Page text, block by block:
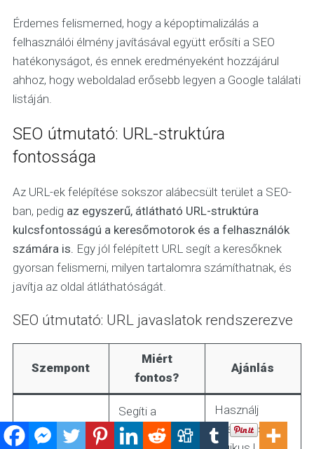
Érdemes felismerned, hogy a képoptimalizálás a
felhasználói élmény javításával együtt erősíti a SEO
hatékonyságot, és ennek eredményeként hozzájárul
ahhoz, hogy weboldalad erősebb legyen a Google találati
listáján.
SEO útmutató: URL-struktúra
fontossága
Az URL-ek felépítése sokszor alábecsült terület a SEO-
ban, pedig az egyszerű, átlátható URL-struktúra
kulcsfontosságú a keresőmotorok és a felhasználók
számára is. Egy jól felépített URL segít a keresőknek
gyorsan felismerni, milyen tartalomra számíthatnak, és
javítja az oldal átláthatóságát.
SEO útmutató: URL javaslatok rendszerezve
Szempont
Miért
fontos?
Ajánlás
Segíti a
keresőmotoro
Használj
beszédes,